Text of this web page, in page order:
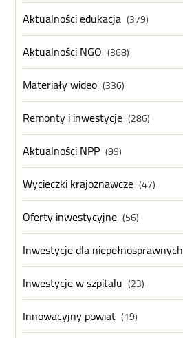
Aktualności edukacja (379)
Aktualności NGO (368)
Materiały wideo (336)
Remonty i inwestycje (286)
Aktualności NPP (99)
Wycieczki krajoznawcze (47)
Oferty inwestycyjne (56)
Inwestycje dla niepełnosprawnych
Inwestycje w szpitalu (23)
Innowacyjny powiat (19)